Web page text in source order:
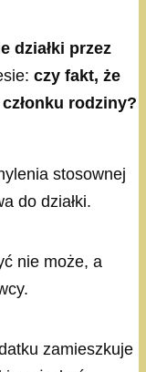
działki przez
czy fakt, że
rodziny?
stosownej
do działki.
nie może, a
zamieszkuje